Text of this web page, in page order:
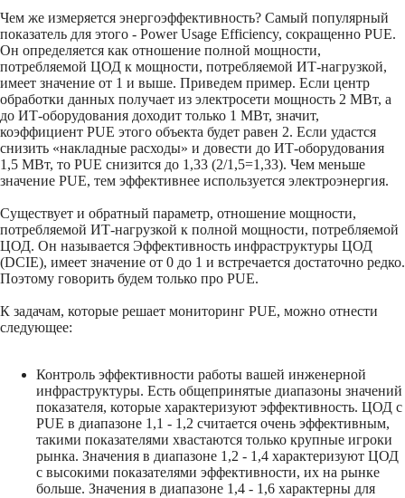
Чем же измеряется энергоэффективность? Самый популярный
показатель для этого - Power Usage Efficiency, сокращенно PUE.
Он определяется как отношение полной мощности,
потребляемой ЦОД к мощности, потребляемой ИТ-нагрузкой,
имеет значение от 1 и выше. Приведем пример. Если центр
обработки данных получает из электросети мощность 2 МВт, а
до ИТ-оборудования доходит только 1 МВт, значит,
коэффициент PUE этого объекта будет равен 2. Если удастся
снизить «накладные расходы» и довести до ИТ-оборудования
1,5 МВт, то PUE снизится до 1,33 (2/1,5=1,33). Чем меньше
значение PUE, тем эффективнее используется электроэнергия.
Существует и обратный параметр, отношение мощности,
потребляемой ИТ-нагрузкой к полной мощности, потребляемой
ЦОД. Он называется Эффективность инфраструктуры ЦОД
(DCIE), имеет значение от 0 до 1 и встречается достаточно редко.
Поэтому говорить будем только про PUE.
К задачам, которые решает мониторинг PUE, можно отнести
следующее:
Контроль эффективности работы вашей инженерной
инфраструктуры. Есть общепринятые диапазоны значений
показателя, которые характеризуют эффективность. ЦОД с
PUE в диапазоне 1,1 - 1,2 считается очень эффективным,
такими показателями хвастаются только крупные игроки
рынка. Значения в диапазоне 1,2 - 1,4 характеризуют ЦОД
с высокими показателями эффективности, их на рынке
больше. Значения в диапазоне 1,4 - 1,6 характерны для